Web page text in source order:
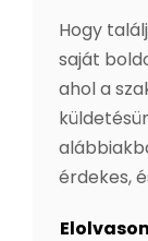
Hogy
saját
ahol a
érdekes,